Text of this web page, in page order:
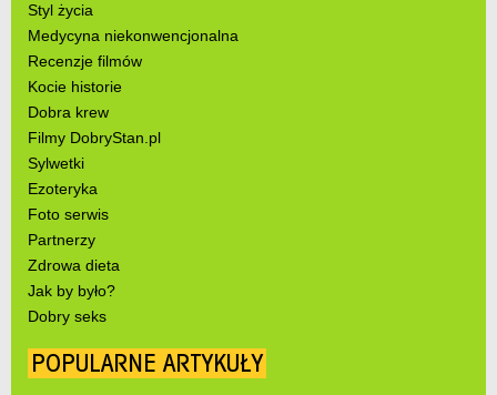
Styl życia
Medycyna niekonwencjonalna
Recenzje filmów
Kocie historie
Dobra krew
Filmy DobryStan.pl
Sylwetki
Ezoteryka
Foto serwis
Partnerzy
Zdrowa dieta
Jak by było?
Dobry seks
POPULARNE ARTYKUŁY